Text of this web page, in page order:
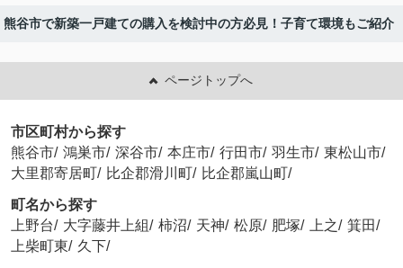
熊谷市で新築一戸建ての購入を検討中の方必見！子育て環境もご紹介
ページトップへ
市区町村から探す
熊谷市/ 鴻巣市/ 深谷市/ 本庄市/ 行田市/ 羽生市/ 東松山市/
大里郡寄居町/ 比企郡滑川町/ 比企郡嵐山町/
町名から探す
上野台/ 大字藤井上組/ 柿沼/ 天神/ 松原/ 肥塚/ 上之/ 箕田/
上柴町東/ 久下/